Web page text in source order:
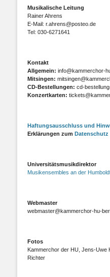
Musikalische Leitung
Rainer Ahrens
E-Mail: r.ahrens@posteo.de
Tel: 030-6271641
Kontakt
Allgemein: info@kammerchor-
Mitsingen:
CD-Bestellungen: cd-
Konzertkarten:
Haftungsausschluss und
Erklärungen zum Datenschutz
Universitätsmusikdirektor
Musikensembles an der
Webmaster
webmaster@kammerchor-hu-
Fotos
Kammerchor der HU, Jens-Uwe
Richter